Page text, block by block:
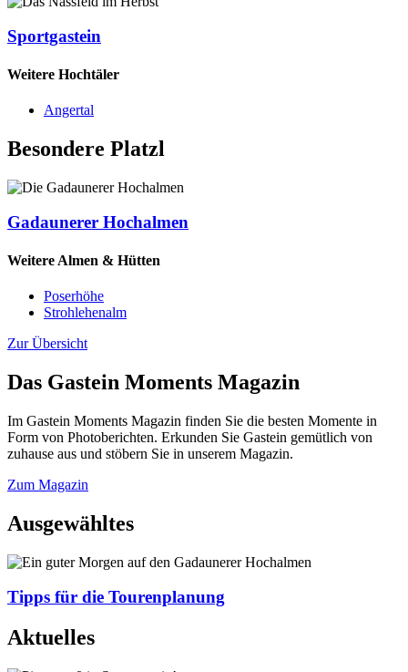
Sportgastein
Weitere Hochtäler
Angertal
Besondere Platzl
Gadaunerer Hochalmen
Weitere Almen & Hütten
Poserhöhe
Strohlehenalm
Zur Übersicht
Das Gastein Moments Magazin
Im Gastein Moments Magazin finden Sie die besten Momente in
Form von Photoberichten. Erkunden Sie Gastein gemütlich von
zuhause aus und stöbern Sie in unserem Magazin.
Zum Magazin
Ausgewähltes
Tipps für die Tourenplanung
Aktuelles